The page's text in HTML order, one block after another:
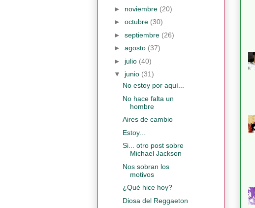
► noviembre (20)
► octubre (30)
► septiembre (26)
► agosto (37)
► julio (40)
▼ junio (31)
No estoy por aquí...
No hace falta un
hombre
Aires de cambio
Estoy...
Si... otro post sobre
Michael Jackson
Nos sobran los
motivos
¿Qué hice hoy?
Diosa del Reggaeton